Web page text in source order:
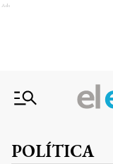
Ads
POLÍTICA